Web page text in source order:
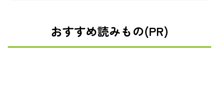
おすすめ読みもの(PR)